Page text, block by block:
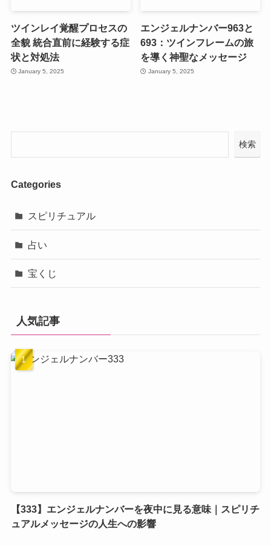
ツインレイ覚醒プロセスの
全貌 統合直前に経験する症
状と対処法
January 5, 2025
エンジェルナンバー963と
693：ツインフレームの旅
を導く神聖なメッセージ
January 5, 2025
検索
Categories
スピリチュアル
占い
宝くじ
人気記事
【333】エンジェルナンバーを夜中に見る意味｜スピリチ
ュアルメッセージの人生への影響